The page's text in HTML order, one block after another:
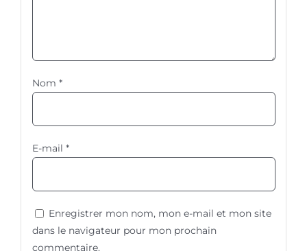
Nom *
E-mail *
Enregistrer mon nom, mon e-mail et mon site
dans le navigateur pour mon prochain
commentaire.